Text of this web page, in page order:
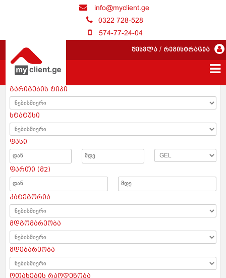
info@myclient.ge
0322 728-528
574-77-24-04
შესვლა / რეგისტრაცია
გარიგების ტიპი
სტატუსი
ფასი
ფართი (მ2)
კატეგორია
მდგომარეობა
მდებარეობა
ოთახების რაოდენობა